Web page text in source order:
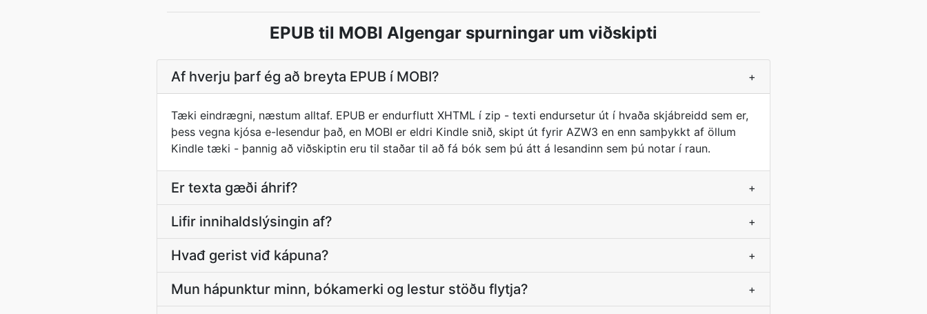
EPUB til MOBI Algengar spurningar um viðskipti
Af hverju þarf ég að breyta EPUB í MOBI? +
Tæki eindrægni, næstum alltaf. EPUB er endurflutt XHTML í zip - texti endursetur út í hvaða skjábreidd sem er,
þess vegna kjósa e-lesendur það, en MOBI er eldri Kindle snið, skipt út fyrir AZW3 en enn samþykkt af öllum
Kindle tæki - þannig að viðskiptin eru til staðar til að fá bók sem þú átt á lesandinn sem þú notar í raun.
Er texta gæði áhrif? +
Lifir innihaldslýsingin af? +
Hvađ gerist viđ kápuna? +
Mun hápunktur minn, bókamerki og lestur stöðu flytja? +